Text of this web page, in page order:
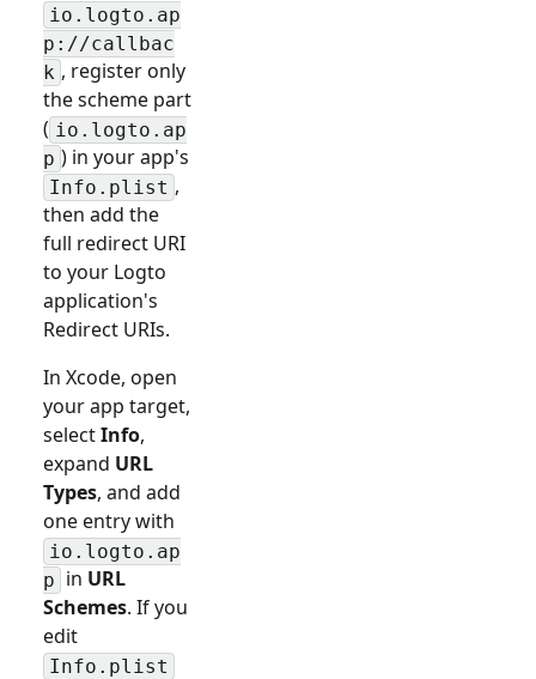
io.logto.ap
p://callbac
k , register only
the scheme part
( io.logto.ap
p ) in your app's
Info.plist ,
then add the
full redirect URI
to your Logto
application's
Redirect URIs.
In Xcode, open
your app target,
selectInfo,
expand URL
Types, and add
one entry with
io.logto.ap
p in URL
Schemes. If you
edit
Info.plist